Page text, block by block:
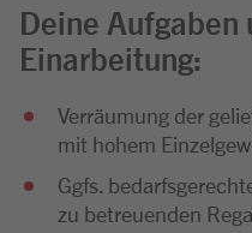
Deine Aufgaben
Einarbeitung:
Verräumung der
mit hohem
Ggfs.
zu betreuenden